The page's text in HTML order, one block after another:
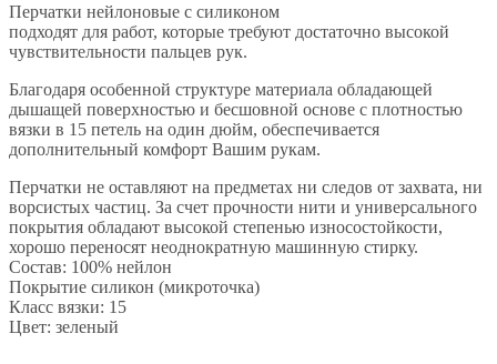
Перчатки нейлоновые с силиконом
подходят для работ, которые требуют достаточно высокой
чувствительности пальцев рук.
Благодаря особенной структуре материала обладающей
дышащей поверхностью и бесшовной основе с плотностью
вязки в 15 петель на один дюйм, обеспечивается
дополнительный комфорт Вашим рукам.
Перчатки не оставляют на предметах ни следов от захвата, ни
ворсистых частиц. За счет прочности нити и универсального
покрытия обладают высокой степенью износостойкости,
хорошо переносят неоднократную машинную стирку.
Состав: 100% нейлон
Покрытие силикон (микроточка)
Класс вязки: 15
Цвет: зеленый